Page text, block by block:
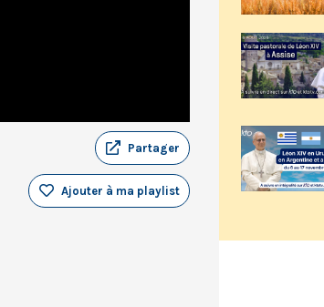
Partager
Ajouter à ma playlist